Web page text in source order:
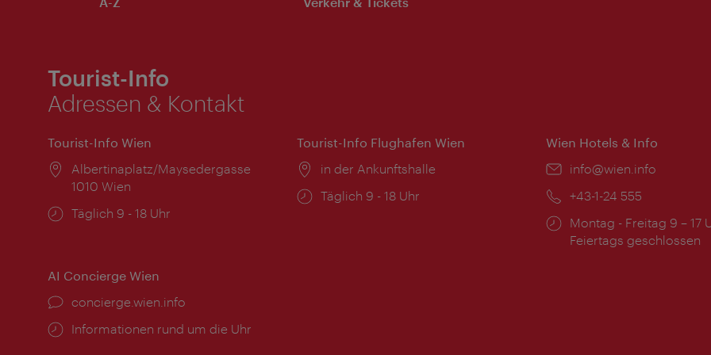
Tourist-Info
Adressen & Kontakt
Tourist-Info Wien
Ort:
Albertinaplatz/Maysedergasse
1010 Wien
Öffnungszeiten:
Täglich 9 - 18 Uhr
Tourist-Info Flughafen Wien
Ort:
in der Ankunftshalle
Öffnungszeiten:
Täglich 9 - 18 Uhr
Wien Hotels & Info
Email:
info@wien.info
Telefon:
+43-1-24 555
Öffnungszeiten:
Montag - Freitag 9 – 17
Feiertags geschlossen
AI Concierge Wien
Ort:
concierge.wien.info
Öffnungszeiten:
Informationen rund um die Uhr